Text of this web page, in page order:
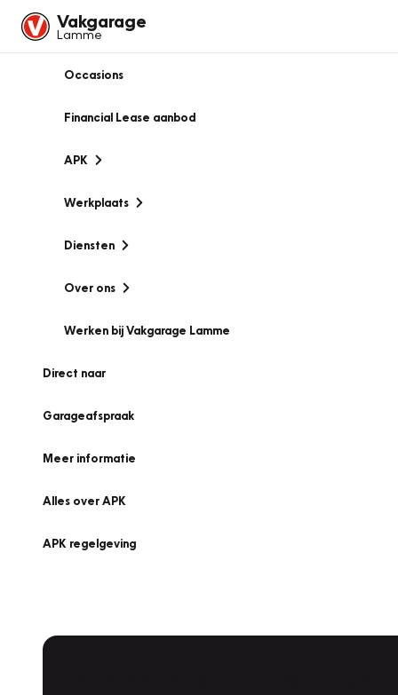
Vakgarage
Lamme
Occasions
Financial Lease aanbod
APK
Werkplaats
Diensten
Over ons
Werken bij Vakgarage Lamme
Direct naar
Garageafspraak
Meer informatie
Alles over APK
APK regelgeving